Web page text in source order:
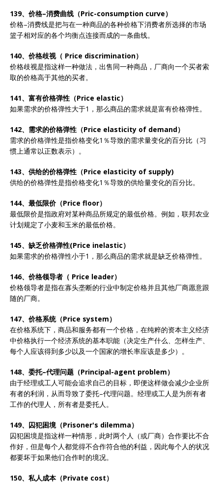
139、价格–消费曲线（Pric-consumption curve）
价格–消费线是把与在一种商品的各种价格下消费者所选择的市场
篮子相对应的各个均衡点连接而成的一条曲线。
140、价格歧视（ Price discrimination）
价格歧视是指这样一种做法，出售同一种商品，厂商向一个买者索
取的价格高于其他的买者。
141、富有价格弹性（Price elastic）
如果需求的价格弹性大于1，那么商品的需求就是富有价格弹性。
142、需求的价格弹性（Price elasticity of demand）
需求的价格弹性是指价格变化1％导致的需求量变化的百分比（习
惯上通常以正数表示）。
143、供给的价格弹性（Price elasticity of supply)
供给的价格弹性是指价格变化1％导致的供给量变化的百分比。
144、最低限价（Price floor）
最低限价是指政府对某种商品所规定的最低价格。例如，联邦农业
计划规定了小麦和玉米的最低价格。
145、缺乏价格弹性(Price inelastic）
如果需求的价格弹性小于1，那么商品的需求就是缺乏价格弹性。
146、价格领导者（ Price leader）
价格领导者是指在寡头垄断的行业中制定价格并且其他厂商愿意跟
随的厂商。
147、价格系统（Price system）
在价格系统下，商品和服务都有一个价格，在纯粹的资本主义经济
中价格执行一个经济系统的基本职能（决定生产什么、怎样生产、
每个人应该得到多少以及一个国家的增长率应该是多少）。
148、委托–代理问题（Principal-agent problem）
由于经理或工人可能会追求自己的目标，即便这样做会减少企业所
有者的利润，从而导致了委托–代理问题。经理或工人是为所有者
工作的代理人，所有者是委托人。
149、囚犯困境（Prisoner's dilemma）
囚犯困境是指这样一种情形，此时两个人（或厂商）合作要比不合
作好，但是每个人都觉得不合作符合他的利益，因此每个人的状况
都要坏于如果他们合作时的境况。
150、私人成本（Private cost）